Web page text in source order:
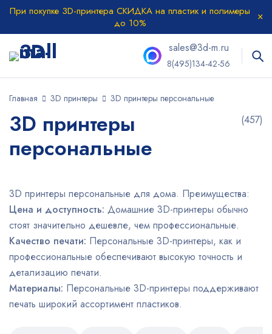
При покупке 3D-принтера СКИДКА на пластик и полимеры
до 10%
sales@3d-m.ru
8(495)134-42-56
Главная 3D принтеры 3D принтеры персональные
3D принтеры
персональные
(457)
3D принтеры персональные для дома. Преимущества:
Цена и доступность: Домашние 3D-принтеры обычно
стоят значительно дешевле, чем профессиональные.
Качество печати: Персональные 3D-принтеры, как и
профессиональные обеспечивают высокую точность и
детализацию печати.
Материалы: Персональные 3D-принтеры поддерживают
печать широкий ассортимент пластиков.